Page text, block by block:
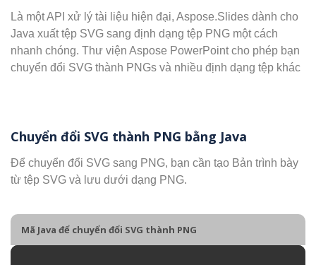
Là một API xử lý tài liệu hiện đại, Aspose.Slides dành cho
Java xuất tệp SVG sang định dạng tệp PNG một cách
nhanh chóng. Thư viện Aspose PowerPoint cho phép bạn
chuyển đổi SVG thành PNGs và nhiều định dạng tệp khác
Chuyển đổi SVG thành PNG bằng Java
Để chuyển đổi SVG sang PNG, bạn cần tạo Bản trình bày
từ tệp SVG và lưu dưới dạng PNG.
Mã Java để chuyển đổi SVG thành PNG